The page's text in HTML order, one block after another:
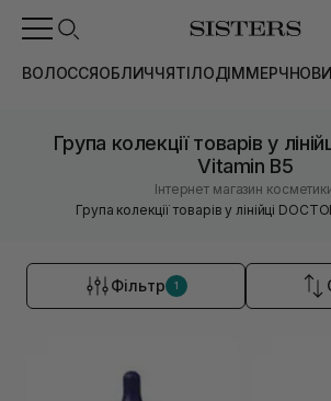
ВОЛОССЯОБЛИЧЧЯТІЛОДІММЕРЧ
Група колекції товарів у
Vitamin B5
Інтернет магазин
Група колекції товарів у лінійці
Фільтр 1